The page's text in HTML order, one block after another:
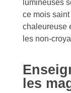
lumineuses
ce mois
chaleureuse
les non-
les